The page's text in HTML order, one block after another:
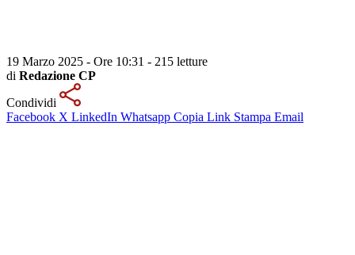
19 Marzo 2025 - Ore 10:31 - 215 letture
di Redazione CP
Condividi
Facebook X LinkedIn Whatsapp Copia Link Stampa Email